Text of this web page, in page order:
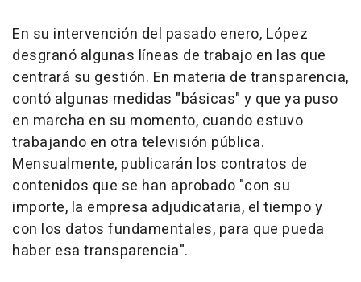
En su intervención del pasado enero, López
desgranó algunas líneas de trabajo en las que
centrará su gestión. En materia de transparencia,
contó algunas medidas "básicas" y que ya puso
en marcha en su momento, cuando estuvo
trabajando en otra televisión pública.
Mensualmente, publicarán los contratos de
contenidos que se han aprobado "con su
importe, la empresa adjudicataria, el tiempo y
con los datos fundamentales, para que pueda
haber esa transparencia".